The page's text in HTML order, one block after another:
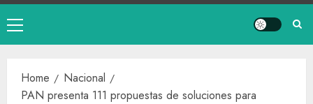
Home
Nacional
PAN presenta 111 propuestas de soluciones para